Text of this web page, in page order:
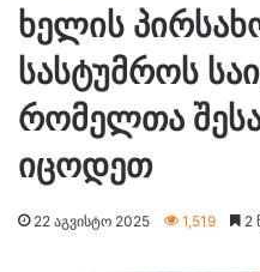
ხელის
სასტუმროს
რომელთა
იცოდეთ
22 აგვისტო 2025 1,519 2